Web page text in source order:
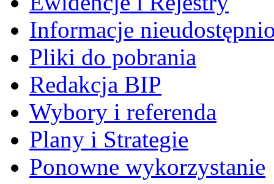
Informacje
Pliki do pobrania
Redakcja BIP
Wybory i referenda
Plany i Strategie
Ponowne wykorzystanie